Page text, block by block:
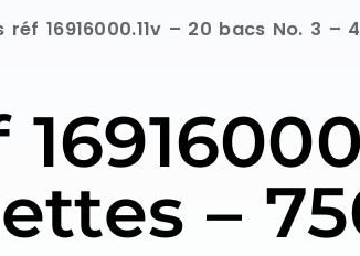
16916000.11v – 20 bacs No. 3 –
–